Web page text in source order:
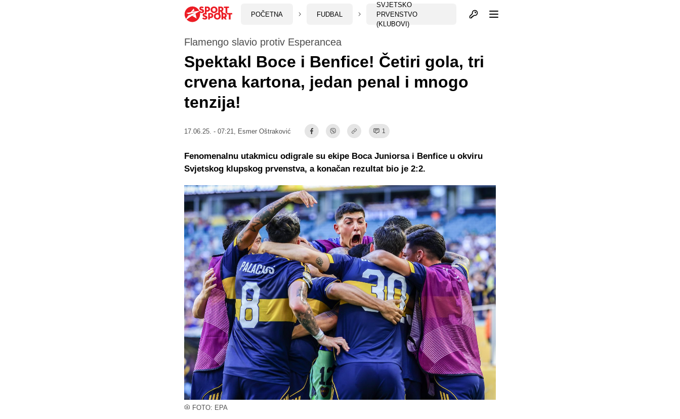
POČETNA FUDBAL
SVJETSKO
PRVENSTVO
(KLUBOVI)
Otvori profil
FOTO: EPA
Flamengo slavio protiv Esperancea
Spektakl Boce i Benfice! Četiri gola, tri
crvena kartona, jedan penal i mnogo
tenzija!
17.06.25. - 07:21, Esmer Oštraković 1
Fenomenalnu utakmicu odigrale su ekipe Boca Juniorsa i Benfice u okviru
Svjetskog klupskog prvenstva, a konačan rezultat bio je 2:2.